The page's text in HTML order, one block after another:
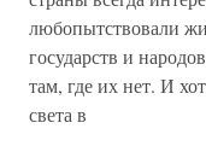
любопытствовали
государств и
там, где их нет. И
света в